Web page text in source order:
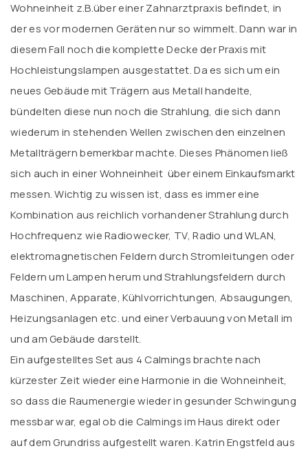
Wohneinheit z.B.über einer Zahnarztpraxis befindet, in
der es vor modernen Geräten nur so wimmelt. Dann war in
diesem Fall noch die komplette Decke der Praxis mit
Hochleistungslampen ausgestattet. Da es sich um ein
neues Gebäude mit Trägern aus Metall handelte,
bündelten diese nun noch die Strahlung, die sich dann
wiederum in stehenden Wellen zwischen den einzelnen
Metallträgern bemerkbar machte. Dieses Phänomen ließ
sich auch in einer Wohneinheit über einem Einkaufsmarkt
messen. Wichtig zu wissen ist, dass es immer eine
Kombination aus reichlich vorhandener Strahlung durch
Hochfrequenz wie Radiowecker, TV, Radio und WLAN,
elektromagnetischen Feldern durch Stromleitungen oder
Feldern um Lampen herum und Strahlungsfeldern durch
Maschinen, Apparate, Kühlvorrichtungen, Absaugungen,
Heizungsanlagen etc. und einer Verbauung von Metall im
und am Gebäude darstellt.
Ein aufgestelltes Set aus 4 Calmings brachte nach
kürzester Zeit wieder eine Harmonie in die Wohneinheit,
so dass die Raumenergie wieder in gesunder Schwingung
messbar war, egal ob die Calmings im Haus direkt oder
auf dem Grundriss aufgestellt waren. Katrin Engstfeld aus